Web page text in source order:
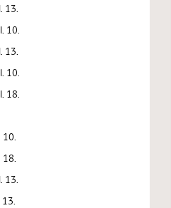
13.
10.
13.
10.
18.
13.